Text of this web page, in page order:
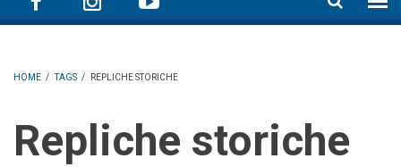
HOME / TAGS / REPLICHE STORICHE
Repliche storiche